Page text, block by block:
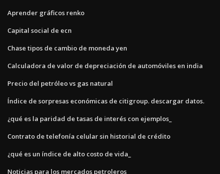
Aprender gráficos renko
Capital social de ecn
Chase tipos de cambio de moneda yen
Calculadora de valor de depreciación de automóviles en india
Precio del petróleo vs gas natural
Índice de sorpresas económicas de citigroup. descargar datos.
¿qué es la paridad de tasas de interés con ejemplos_
Contrato de telefonía celular sin historial de crédito
¿qué es un índice de alto costo de vida_
Noticias para los mercados petroleros